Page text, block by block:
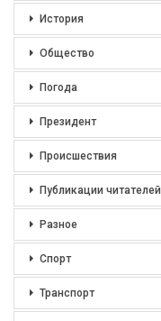
История
Общество
Погода
Президент
Происшествия
Публикации читателей
Разное
Спорт
Транспорт